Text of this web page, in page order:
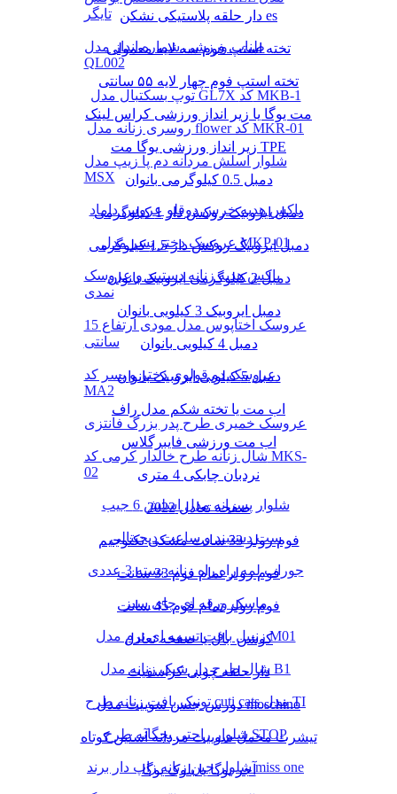
تایگر
طناب ورزشی شماره انداز مدل
QL002
توپ بسکتبال مدل GL7X کد MKB-1
روسری زنانه مدل flower کد MKR-01
شلوار اسلش مردانه دم پا زیپ مدل
MSX
باکس هدیه خرس دوقلو عروس داماد
عروسک دختر پسر مدل MKP-01
باکس هدیه زنانه دستبند و عروسک
نمدی
عروسک اختاپوس مدل مودی ارتفاع 15
سانتی
عروسک دو قولوی دختر و پسر کد
MA2
عروسک خمیری طرح پدر بزرگ فانتزی
شال زنانه طرح خالدار کرمی کد MKS-
02
شلوار پسرانه مدل اسلش 6 جیب
ست دستبند و ساعت دیجیتالی
جوراب لمه راه راه زنانه بسته 3 عددی
ماسک ورقه ای چای سبز
زنبیل بافت تسمه ای نرم مدل M01
شال طرح دار شیک زنانه مدل B1
تونیک بافت زنانه طرح cuti cats مدل TI
شلوار راحتی بچگانه طرح STOP
شلوار جین زنانه زاپ دار برند miss one
دار حلقه پلاستیکی نشکن es
تخته استپ فوم سه لایه معمولی
تخته استپ فوم چهار لایه ۵۵ سانتی
مت یوگا یا زیر انداز ورزشی کراس لینک
زیر انداز ورزشی یوگا مت TPE
دمبل 0.5 کیلوگرمی بانوان
دمبل ایروبیک روکش‌ دار 1 کیلوگرمی
دمبل ایروبیک روکش‌ دار 1.5 کیلوگرمی
دمبل 2 کیلوگرمی ایروبیک بانوان
دمبل ایروبیک 3 کیلویی بانوان
دمبل 4 کیلویی بانوان
دمبل 5 کیلویی ایروبیک بانوان
اب مت یا تخته شکم مدل راف
اب مت ورزشی فایبرگلاس
نردبان چابکی 4 متری
صفحه تعادل 2022
فوم رولر 33 سانت مشکی تکنوجیم
فوم رولر تمام فوم 33 سانت
فوم رولر تمام فوم 45 سانت
کوشن بال یا صفحه تعادل
دار حلقه چوبی کراسفیت
دورس جنس سوییت مدل moschino
تیشرت مخمل سوییت مردانه آستین کوتاه
آجر یوگا یا بلوک یوگا